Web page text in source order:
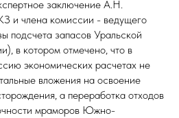
заключение А.Н.
и члена комиссии - ведущего
подсчета запасов Уральской
в котором отмечено, что в
экономических расчетах не
вложения на освоение
а переработка отходов
мраморов Южно-